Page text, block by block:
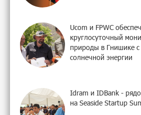
Ucom и FPWC
круглосуточный
природы в Гнишике
солнечной энергии
Idram и IDBank -
на Seaside Startup